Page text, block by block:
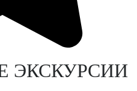
ЭКСКУРСИИ